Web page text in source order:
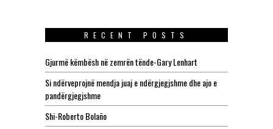
RECENT POSTS
Gjurmë këmbësh në zemrën tënde-Gary Lenhart
Si ndërveprojnë mendja juaj e ndërgjegjshme dhe ajo e
pandërgjegjshme
Shi-Roberto Bolaño